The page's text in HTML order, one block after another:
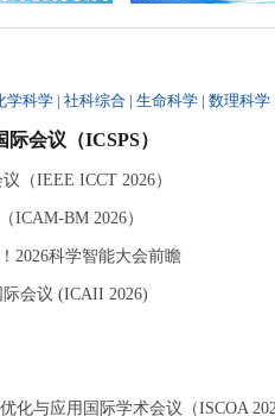
学科学 | 社科综合 | 生命科学 | 数理科学
会议（ICSPS）
（IEEE ICCT 2026）
ICAM-BM 2026）
2026科学智能大会前瞻
会议 (ICAII 2026)
化与应用国际学术会议（ISCOA